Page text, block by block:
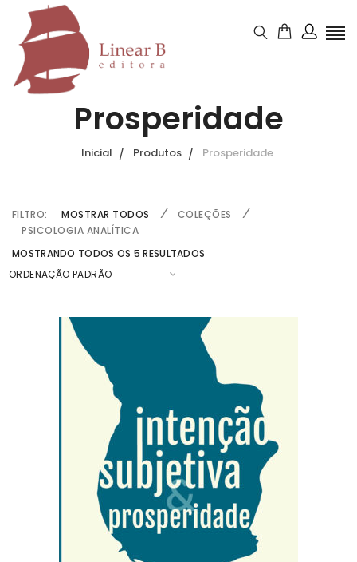
Prosperidade
Inicial Produtos Prosperidade
FILTRO: MOSTRAR TODOS
COLEÇÕES
PSICOLOGIA ANALÍTICA
MOSTRANDO TODOS OS 5 RESULTADOS